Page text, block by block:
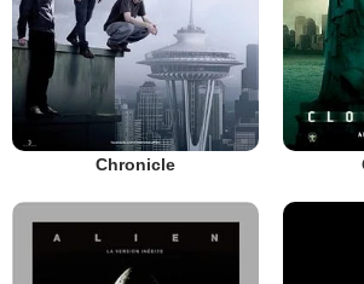
Chronicle